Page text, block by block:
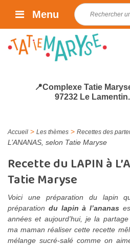
Rechercher :
Menu
📍Complexe Tatie
97232 Le
Accueil > Les thèmes > Recettes des
L’ANANAS, selon Tatie Maryse
Recette du LAPIN à
Tatie Maryse
Voici une préparation du lapin
préparation du lapin à l’ananas
années et aujourd’hui, je la
ma maman réaliser cette recette
mélange sucré-salé comme on